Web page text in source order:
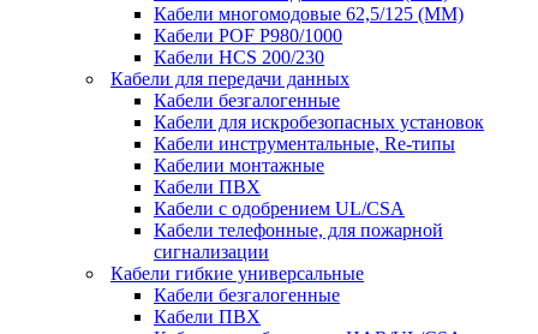
Кабели многомодовые 62,5/125 (ММ)
Кабели POF P980/1000
Кабели HCS 200/230
Кабели для передачи данных
Кабели безгалогенные
Кабели для искробезопасных установок
Кабели инструментальные, Re-типы
Кабелии монтажные
Кабели ПВХ
Кабели с одобрением UL/CSA
Кабели телефонные, для пожарной
сигнализации
Кабели гибкие универсальные
Кабели безгалогенные
Кабели ПВХ